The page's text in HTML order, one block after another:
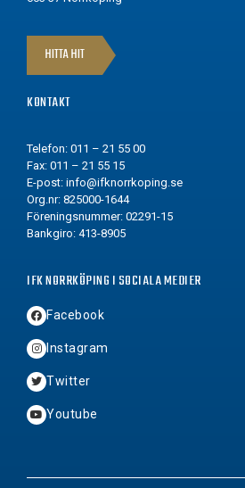
HITTA HIT
KONTAKT
Telefon: 011 – 21 55 00
Fax: 011 – 21 55 15
E-post: info@ifknorrkoping.se
Org.nr: 825000-1644
Föreningsnummer: 02291-15
Bankgiro: 413-8905
IFK NORRKÖPING I SOCIALA MEDIER
Facebook
Instagram
Twitter
Youtube